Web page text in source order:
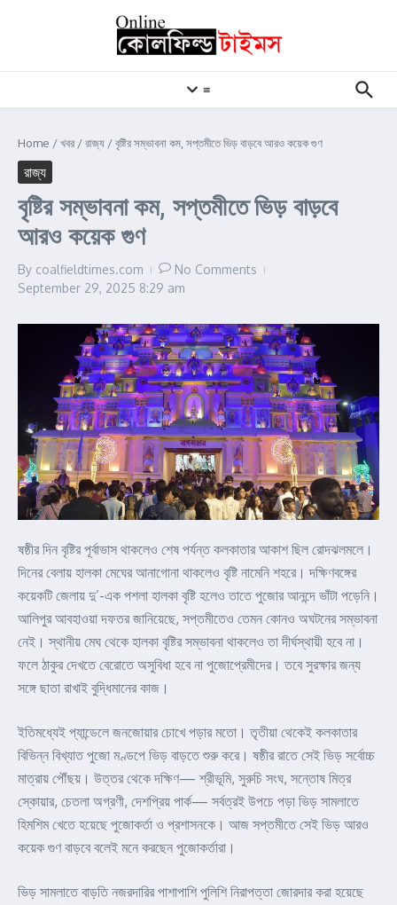
≡
Home /খবর /রাজ্য /বৃষ্টির সম্ভাবনা কম, সপ্তমীতে ভিড় বাড়বে আরও কয়েক গুণ
রাজ্য
বৃষ্টির সম্ভাবনা কম, সপ্তমীতে ভিড় বাড়বে
আরও কয়েক গুণ
By coalfieldtimes.com
No Comments
September 29, 2025 8:29 am
ষষ্ঠীর দিন বৃষ্টির পূর্বাভাস থাকলেও শেষ পর্যন্ত কলকাতার আকাশ ছিল রোদঝলমলে।
দিনের বেলায় হালকা মেঘের আনাগোনা থাকলেও বৃষ্টি নামেনি শহরে। দক্ষিণবঙ্গের
কয়েকটি জেলায় দু’-এক পশলা হালকা বৃষ্টি হলেও তাতে পুজোর আনন্দে ভাঁটা পড়েনি।
আলিপুর আবহাওয়া দফতর জানিয়েছে, সপ্তমীতেও তেমন কোনও অঘটনের সম্ভাবনা
নেই। স্থানীয় মেঘ থেকে হালকা বৃষ্টির সম্ভাবনা থাকলেও তা দীর্ঘস্থায়ী হবে না।
ফলে ঠাকুর দেখতে বেরোতে অসুবিধা হবে না পুজোপ্রেমীদের। তবে সুরক্ষার জন্য
সঙ্গে ছাতা রাখাই বুদ্ধিমানের কাজ।
ইতিমধ্যেই প্যান্ডেলে জনজোয়ার চোখে পড়ার মতো। তৃতীয়া থেকেই কলকাতার
বিভিন্ন বিখ্যাত পুজো মণ্ডপে ভিড় বাড়তে শুরু করে। ষষ্ঠীর রাতে সেই ভিড় সর্বোচ্চ
মাত্রায় পৌঁছয়। উত্তর থেকে দক্ষিণ— শ্রীভূমি, সুরুচি সংঘ, সন্তোষ মিত্র
স্কোয়ার, চেতলা অগ্রণী, দেশপ্রিয় পার্ক— সর্বত্রই উপচে পড়া ভিড় সামলাতে
হিমশিম খেতে হয়েছে পুজোকর্তা ও প্রশাসনকে। আজ সপ্তমীতে সেই ভিড় আরও
কয়েক গুণ বাড়বে বলেই মনে করছেন পুজোকর্তারা।
ভিড় সামলাতে বাড়তি নজরদারির পাশাপাশি পুলিশি নিরাপত্তা জোরদার করা হয়েছে